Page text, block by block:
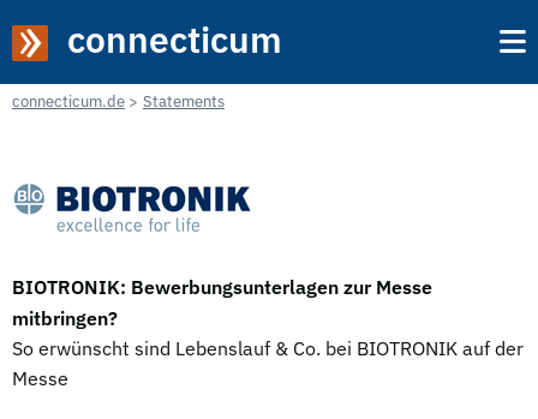
connecticum
connecticum.de Statements
BIOTRONIK: Bewerbungsunterlagen zur Messe
mitbringen?
So erwünscht sind Lebenslauf & Co. bei BIOTRONIK auf der
Messe